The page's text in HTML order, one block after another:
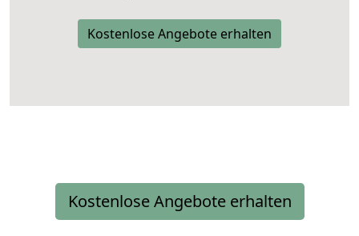
Kostenlose Angebote erhalten
Kostenlose Angebote erhalten